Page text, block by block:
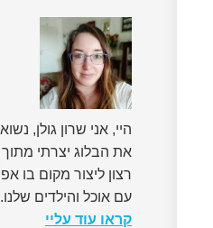
היי, אני שרון גולן,
את הבלוג יצרתי
רצון ליצור מקום בו
עם אוכל והילדים שלנו.
קראו עוד עליי